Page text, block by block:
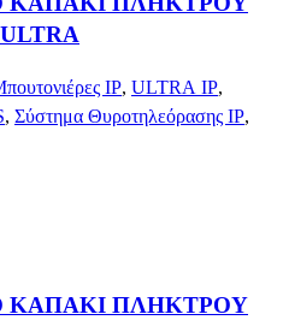
IP, ULTRA IP,
, Σύστημα Θυροτηλεόρασης IP,
ΚΑΠΑΚΙ ΠΛΗΚΤΡΟΥ